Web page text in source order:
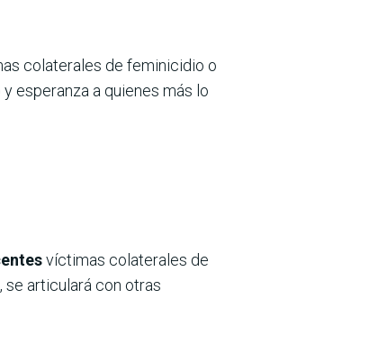
colaterales de feminicidio o
esperanza a quienes más lo
víctimas colaterales de
articulará con otras